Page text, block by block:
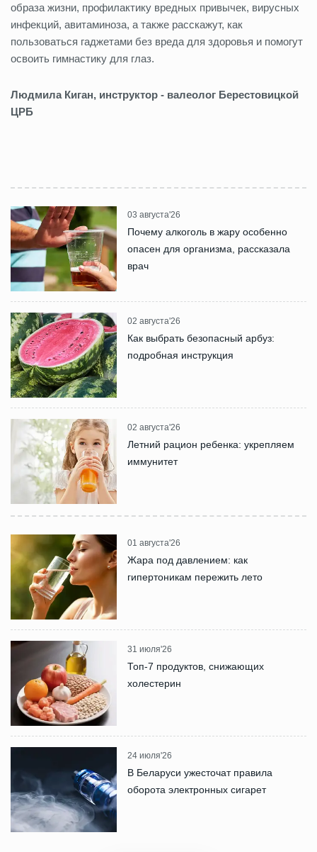
образа жизни, профилактику вредных привычек, вирусных
инфекций, авитаминоза, а также расскажут, как
пользоваться гаджетами без вреда для здоровья и помогут
освоить гимнастику для глаз.
Людмила Киган, инструктор - валеолог Берестовицкой
ЦРБ
03 августа'26
Почему алкоголь в жару особенно
опасен для организма, рассказала
врач
02 августа'26
Как выбрать безопасный арбуз:
подробная инструкция
02 августа'26
Летний рацион ребенка: укрепляем
иммунитет
01 августа'26
Жара под давлением: как
гипертоникам пережить лето
31 июля'26
Топ-7 продуктов, снижающих
холестерин
24 июля'26
В Беларуси ужесточат правила
оборота электронных сигарет